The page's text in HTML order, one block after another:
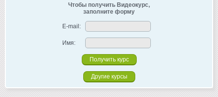
Чтобы получить Видеокурс,
заполните форму
E-mail:
Имя:
Другие курсы